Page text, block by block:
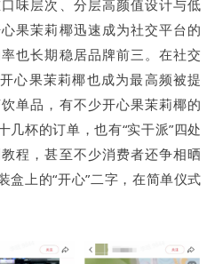
味层次、分层高颜值设计与低
果茉莉椰迅速成为社交平台的
也长期稳居品牌前三。在社交
心果茉莉椰也成为最高频被提
单品，有不少开心果茉莉椰的
几杯的订单，也有“实干派”四处
程，甚至不少消费者还争相晒
盒上的“开心”二字，在简单仪式